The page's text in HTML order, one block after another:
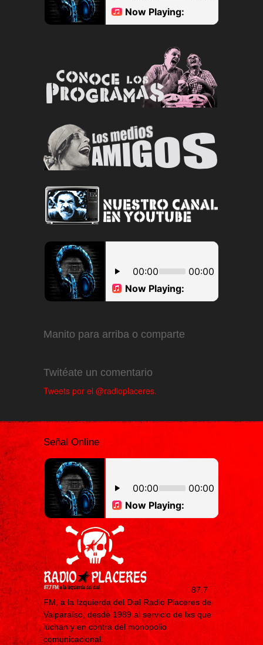
Manito para arriba o comparte
Twitéate un comentario
Tweets por el @radioplaceres.
Señal Online
87.7
FM, a la Izquierda del Dial Radio Placeres de
Valparaíso, desde 1989 al servicio de lxs que
luchan y en contra del monopolio
comunicacional.